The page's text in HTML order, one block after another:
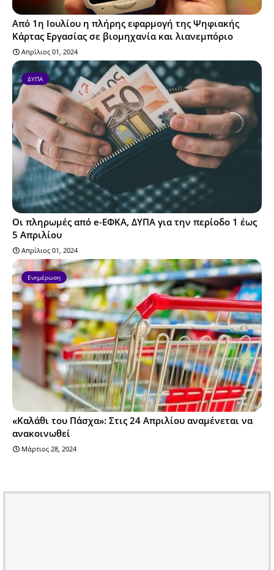
Από 1η Ιουλίου η πλήρης εφαρμογή της Ψηφιακής
Κάρτας Εργασίας σε βιομηχανία και λιανεμπόριο
Απρίλιος 01, 2024
ΔΥΠΑ
Οι πληρωμές από e-ΕΦΚΑ, ΔΥΠΑ για την περίοδο 1 έως
5 Απριλίου
Απρίλιος 01, 2024
Ενημέρωση
«Καλάθι του Πάσχα»: Στις 24 Απριλίου αναμένεται να
ανακοινωθεί
Μάρτιος 28, 2024